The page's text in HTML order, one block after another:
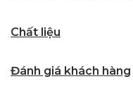
Chất liệu
Đánh giá khách hàng